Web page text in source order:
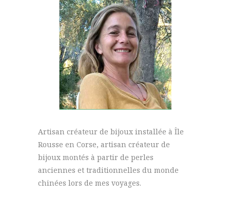
Artisan créateur de bijoux installée à Île
Rousse en Corse, artisan créateur de
bijoux montés à partir de perles
anciennes et traditionnelles du monde
chinées lors de mes voyages.